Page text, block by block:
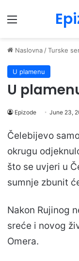
Menu
Naslovna /Turske
U plamenu
U
Epizode June 23,
Čelebijevo
okrugu
što se uvjeri u
sumnje zbunit
Nakon Rujinog
sreće i novog
Omera.